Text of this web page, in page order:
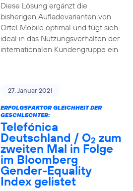
Diese Lösung ergänzt die
bisherigen Aufladevarianten von
Ortel Mobile optimal und fügt sich
ideal in das Nutzungsverhalten der
internationalen Kundengruppe ein.
27. Januar 2021
ERFOLGSFAKTOR GLEICHHEIT DER
GESCHLECHTER:
Telefónica
Deutschland / O2 zum
zweiten Mal in Folge
im Bloomberg
Gender-Equality
Index gelistet